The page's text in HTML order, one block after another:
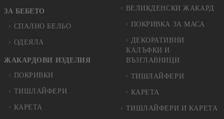
ЗА БЕБЕТО
СПАЛНО БЕЛЬО
ОДЕЯЛА
ЖАКАРДОВИ ИЗДЕЛИЯ
ПОКРИВКИ
ТИШЛАЙФЕРИ
КАРЕТА
ВЕЛИКДЕНСКИ ЖАКАРД
ПОКРИВКА ЗА МАСА
ДЕКОРАТИВНИ
КАЛЪФКИ И
ВЪЗГЛАВНИЦИ
ТИШЛАЙФЕРИ
КАРЕТА
ТИШЛАЙФЕРИ И КАРЕТА